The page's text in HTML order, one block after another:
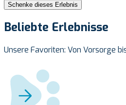
Schenke dieses Erlebnis
Beliebte Erlebnisse
Unsere Favoriten: Von Vorsorge